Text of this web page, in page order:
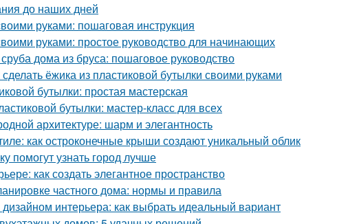
до наших дней
руками: пошаговая инструкция
руками: простое руководство для начинающих
дома из бруса: пошаговое руководство
ёжика из пластиковой бутылки своими руками
бутылки: простая мастерская
бутылки: мастер-класс для всех
архитектуре: шарм и элегантность
как остроконечные крыши создают уникальный облик
помогут узнать город лучше
как создать элегантное пространство
частного дома: нормы и правила
интерьера: как выбрать идеальный вариант